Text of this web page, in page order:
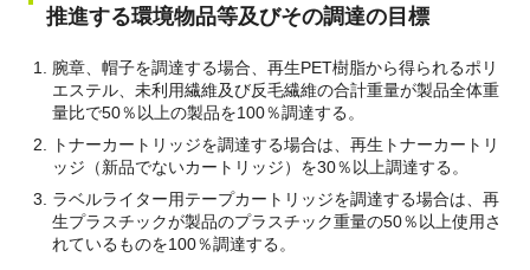
推進する環境物品等及びその調達の目標
腕章、帽子を調達する場合、再生PET樹脂から得られるポリ
エステル、未利用繊維及び反毛繊維の合計重量が製品全体重
量比で50％以上の製品を100％調達する。
トナーカートリッジを調達する場合は、再生トナーカートリ
ッジ（新品でないカートリッジ）を30％以上調達する。
ラベルライター用テープカートリッジを調達する場合は、再
生プラスチックが製品のプラスチック重量の50％以上使用さ
れているものを100％調達する。